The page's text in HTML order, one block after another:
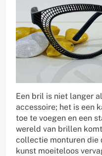
Een bril is niet langer
accessoire; het is een
toe te voegen en een
wereld van brillen
collectie monturen die
kunst moeiteloos